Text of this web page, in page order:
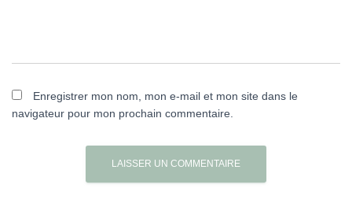
Enregistrer mon nom, mon e-mail et mon site dans le
navigateur pour mon prochain commentaire.